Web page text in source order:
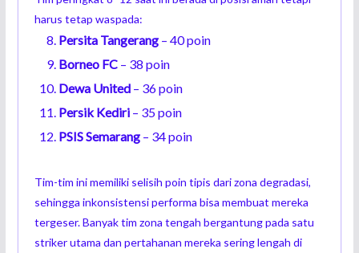
harus tetap waspada:
Persita Tangerang– 40 poin
Borneo FC– 38 poin
Dewa United– 36 poin
Persik Kediri– 35 poin
PSIS Semarang– 34 poin
Tim-tim ini memiliki selisih poin tipis dari zona degradasi,
sehingga inkonsistensi performa bisa membuat mereka
tergeser. Banyak tim zona tengah bergantung pada satu
striker utama dan pertahanan mereka sering lengah di